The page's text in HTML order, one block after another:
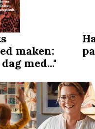
maken:
med..."